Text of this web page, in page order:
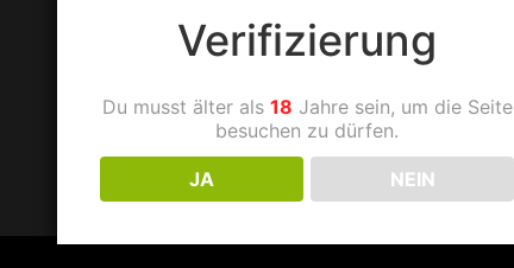
Verifizierung
Du musst älter als 18 Jahre sein, um die Seite
besuchen zu dürfen.
JA NEIN